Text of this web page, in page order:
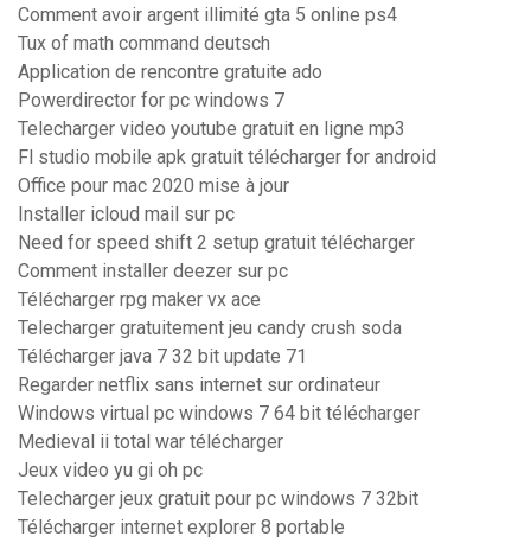
Comment avoir argent illimité gta 5 online ps4
Tux of math command deutsch
Application de rencontre gratuite ado
Powerdirector for pc windows 7
Telecharger video youtube gratuit en ligne mp3
Fl studio mobile apk gratuit télécharger for android
Office pour mac 2020 mise à jour
Installer icloud mail sur pc
Need for speed shift 2 setup gratuit télécharger
Comment installer deezer sur pc
Télécharger rpg maker vx ace
Telecharger gratuitement jeu candy crush soda
Télécharger java 7 32 bit update 71
Regarder netflix sans internet sur ordinateur
Windows virtual pc windows 7 64 bit télécharger
Medieval ii total war télécharger
Jeux video yu gi oh pc
Telecharger jeux gratuit pour pc windows 7 32bit
Télécharger internet explorer 8 portable